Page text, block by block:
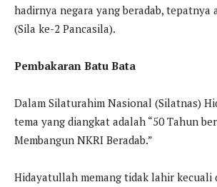
hadirnya negara yang beradab, tepatnya
(Sila ke-2 Pancasila).
Pembakaran Batu Bata
Dalam Silaturahim Nasional (Silatnas)
tema yang diangkat adalah “50 Tahun
Membangun NKRI Beradab.”
Hidayatullah memang tidak lahir kecuali